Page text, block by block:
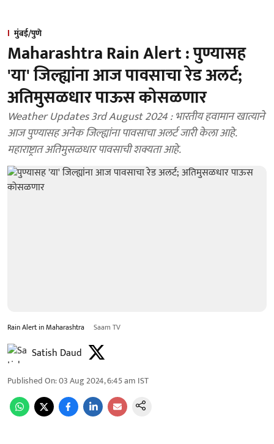
मुंबई/पुणे
Maharashtra Rain Alert : पुण्यासह
'या' जिल्ह्यांना आज पावसाचा रेड अलर्ट;
अतिमुसळधार पाऊस कोसळणार
Weather Updates 3rd August 2024 : भारतीय हवामान खात्याने
आज पुण्यासह अनेक जिल्ह्यांना पावसाचा अलर्ट जारी केला आहे.
महाराष्ट्रात अतिमुसळधार पावसाची शक्यता आहे.
Rain Alert in Maharashtra Saam TV
Satish Daud
Published On:03 Aug 2024, 6:45 am IST